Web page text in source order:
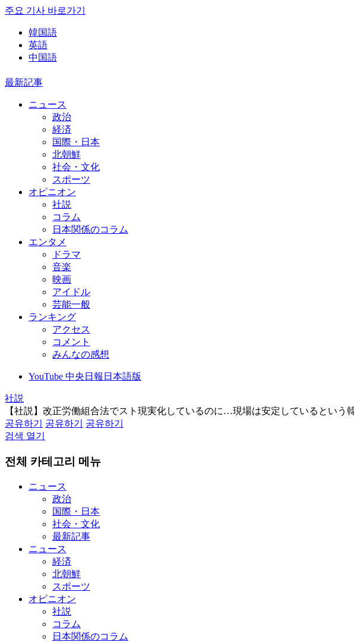
주요 기사 바로가기
韓国語
英語
中国語
最新記事
ニュース
政治
経済
国際・日本
北朝鮮
社会・文化
スポーツ
オピニオン
社説
コラム
日本関係のコラム
エンタメ
ドラマ
音楽
映画
アイドル
芸能一般
ランキング
アクセス
コメント
みんなの感想
YouTube 中央日報日本語版
社説
【社説】改正労働組合法でスト現実化しているのに…現場は安定しているという
공유하기
공유하기
공유하기
검색 열기
전체 카테고리 메뉴
ニュース
政治
国際・日本
社会・文化
最新記事
ニュース
経済
北朝鮮
スポーツ
オピニオン
社説
コラム
日本関係のコラム